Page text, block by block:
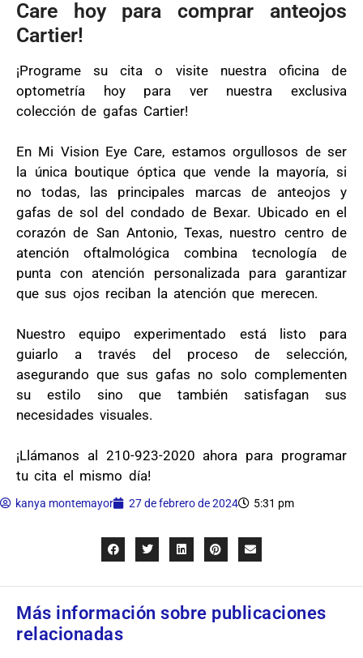
Care hoy para comprar anteojos
Cartier!
¡Programe su cita o visite nuestra oficina de
optometría hoy para ver nuestra exclusiva
colección de gafas Cartier!
En Mi Vision Eye Care, estamos orgullosos de ser
la única boutique óptica que vende la mayoría, si
no todas, las principales marcas de anteojos y
gafas de sol del condado de Bexar. Ubicado en el
corazón de San Antonio, Texas, nuestro centro de
atención oftalmológica combina tecnología de
punta con atención personalizada para garantizar
que sus ojos reciban la atención que merecen.
Nuestro equipo experimentado está listo para
guiarlo a través del proceso de selección,
asegurando que sus gafas no solo complementen
su estilo sino que también satisfagan sus
necesidades visuales.
¡Llámanos al 210-923-2020 ahora para programar
tu cita el mismo día!
kanya montemayor 27 de febrero de 2024 5:31 pm
Más información sobre publicaciones
relacionadas